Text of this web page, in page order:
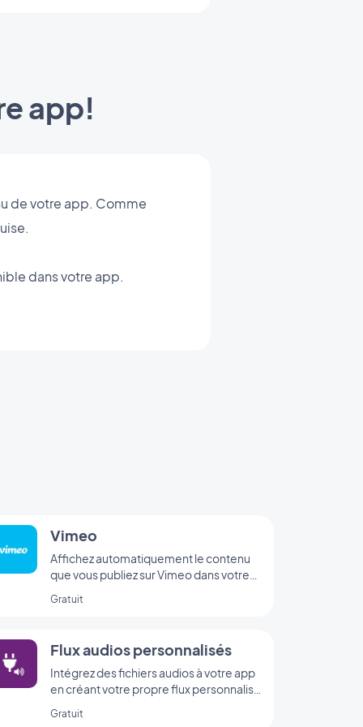
app!
de votre app. Comme
dans votre app.
Vimeo
Affichez automatiquement le contenu
que vous publiez sur Vimeo dans votre
l’intégration Vimeo, pour une
Gratuit
Flux audios personnalisés
Intégrez des fichiers audios à votre app
en créant votre propre flux personnalisé
GoodBarber.
Gratuit